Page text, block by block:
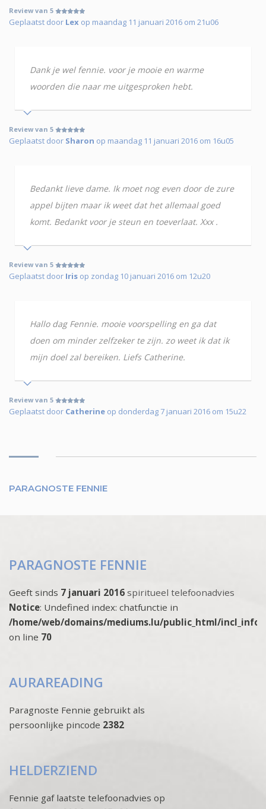
Review van 5
Geplaatst door Lex op maandag 11 januari 2016 om 21u06
Dank je wel fennie. voor je mooie en warme
woorden die naar me uitgesproken hebt.
Review van 5
Geplaatst door Sharon op maandag 11 januari 2016 om 16u05
Bedankt lieve dame. Ik moet nog even door de zure
appel bijten maar ik weet dat het allemaal goed
komt. Bedankt voor je steun en toeverlaat. Xxx .
Review van 5
Geplaatst door Iris op zondag 10 januari 2016 om 12u20
Hallo dag Fennie. mooie voorspelling en ga dat
doen om minder zelfzeker te zijn. zo weet ik dat ik
mijn doel zal bereiken. Liefs Catherine.
Review van 5
Geplaatst door Catherine op donderdag 7 januari 2016 om 15u22
PARAGNOSTE FENNIE
PARAGNOSTE FENNIE
Geeft sinds 7 januari 2016 spiritueel telefoonadvies
Notice: Undefined index: chatfunctie in
/home/web/domains/mediums.lu/public_html/
on line 70
AURAREADING
Paragnoste Fennie gebruikt als
persoonlijke pincode 2382
HELDERZIEND
Fennie gaf laatste telefoonadvies op